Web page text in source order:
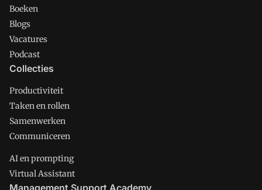
Boeken
Blogs
Vacatures
Podcast
Collecties
Productiviteit
Taken en rollen
Samenwerken
Communiceren
AI en prompting
Virtual Assistant
Management Support Academy